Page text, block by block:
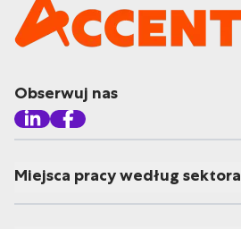
Obserwuj nas
Miejsca pracy według sektora